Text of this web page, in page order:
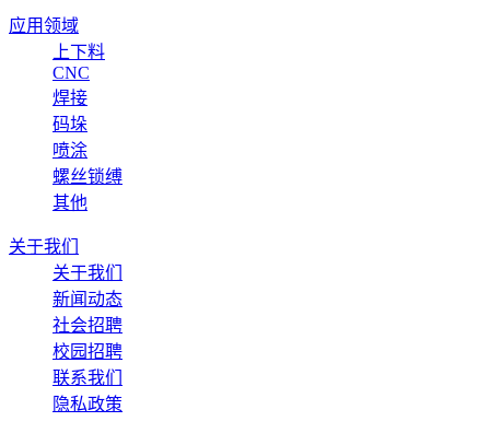
应用领域
上下料
CNC
焊接
码垛
喷涂
螺丝锁缚
其他
关于我们
关于我们
新闻动态
社会招聘
校园招聘
联系我们
隐私政策